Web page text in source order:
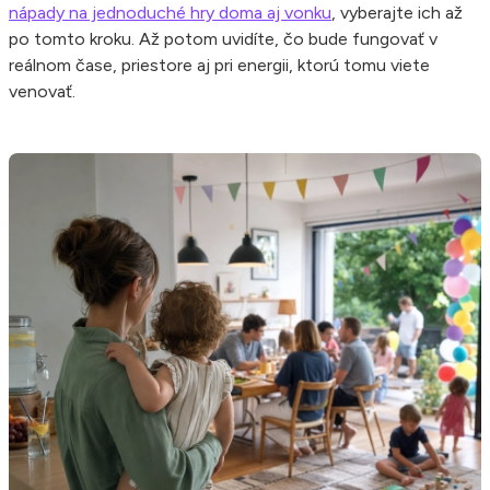
nápady na jednoduché hry doma aj vonku , vyberajte ich až
po tomto kroku. Až potom uvidíte, čo bude fungovať v
reálnom čase, priestore aj pri energii, ktorú tomu viete
venovať.